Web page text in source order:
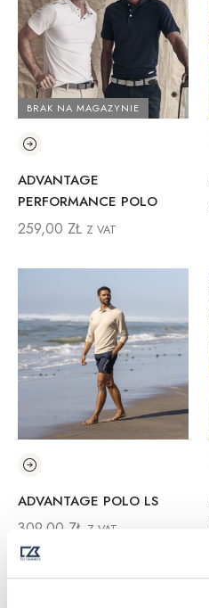
BRAK NA MAGAZYNIE
ADVANTAGE
PERFORMANCE POLO
259,00 ZŁ Z VAT
ADVANTAGE POLO LS
309,00 ZŁ Z VAT